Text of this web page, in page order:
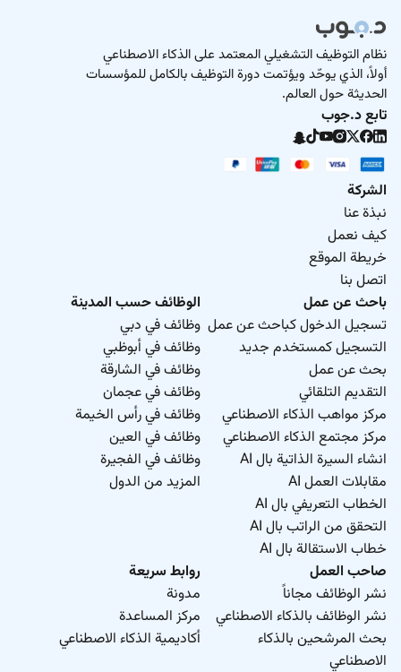
نظام التوظيف التشغيلي المعتمد على الذكاء الاصطناعي
أولاً، الذي يوحّد ويؤتمت دورة التوظيف بالكامل للمؤسسات
الحديثة حول العالم.
تابع د.جوب
الشركة
نبذة عنا
كيف نعمل
خريطة الموقع
اتصل بنا
باحث عن عمل
تسجيل الدخول كباحث عن عمل
التسجيل كمستخدم جديد
بحث عن عمل
التقديم التلقائي
مركز مواهب الذكاء الاصطناعي
مركز مجتمع الذكاء الاصطناعي
انشاء السيرة الذاتية بال AI
مقابلات العمل AI
الخطاب التعريفي بال AI
التحقق من الراتب بال AI
خطاب الاستقالة بال AI
الوظائف حسب المدينة
وظائف في دبي
وظائف في أبوظبي
وظائف في الشارقة
وظائف في عجمان
وظائف في رأس الخيمة
وظائف في العين
وظائف في الفجيرة
المزيد من الدول
صاحب العمل
نشر الوظائف مجاناً
نشر الوظائف بالذكاء الاصطناعي
بحث المرشحين بالذكاء
الاصطناعي
روابط سريعة
مدونة
مركز المساعدة
أكاديمية الذكاء الاصطناعي